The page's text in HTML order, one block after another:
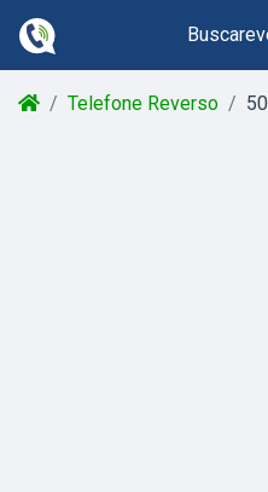
Telefone Reverso